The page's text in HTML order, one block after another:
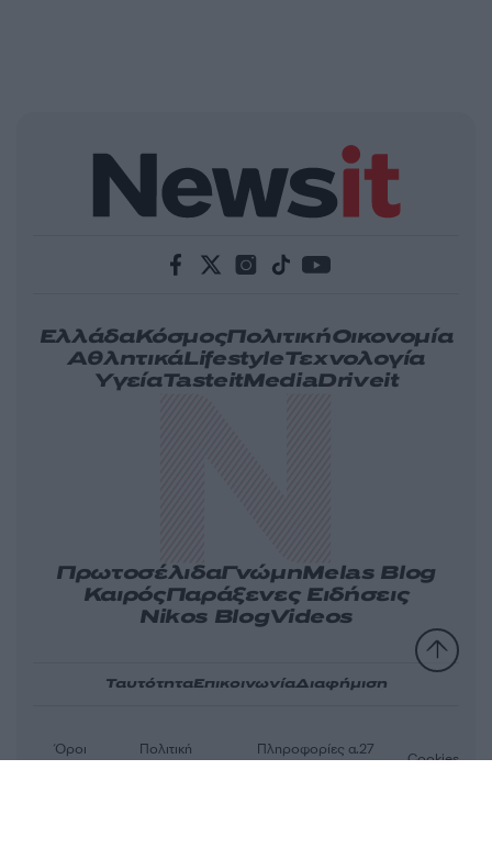
ΕλλάδαΚόσμοςΠολιτικήΟικονομία
ΑθλητικάLifestyleΤεχνολογία
ΥγείαTasteitMediaDriveit
ΠρωτοσέλιδαΓνώμηMelas Blog
ΚαιρόςΠαράξενες Ειδήσεις
Nikos BlogVideos
ΤαυτότηταΕπικοινωνίαΔιαφήμιση
Όροι
Πολιτική
Πληροφορίες α.27
Cookies